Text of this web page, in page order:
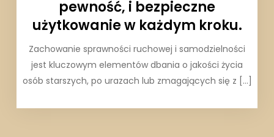
pewność, i bezpieczne
użytkowanie w każdym kroku.
Zachowanie sprawności ruchowej i samodzielności
jest kluczowym elementów dbania o jakości życia
osób starszych, po urazach lub zmagających się z […]